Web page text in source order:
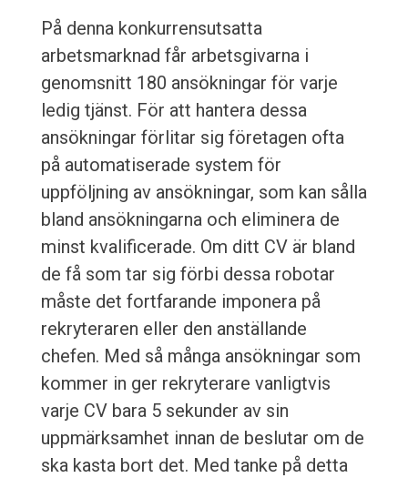
På denna konkurrensutsatta
arbetsmarknad får arbetsgivarna i
genomsnitt 180 ansökningar för varje
ledig tjänst. För att hantera dessa
ansökningar förlitar sig företagen ofta
på automatiserade system för
uppföljning av ansökningar, som kan sålla
bland ansökningarna och eliminera de
minst kvalificerade. Om ditt CV är bland
de få som tar sig förbi dessa robotar
måste det fortfarande imponera på
rekryteraren eller den anställande
chefen. Med så många ansökningar som
kommer in ger rekryterare vanligtvis
varje CV bara 5 sekunder av sin
uppmärksamhet innan de beslutar om de
ska kasta bort det. Med tanke på detta